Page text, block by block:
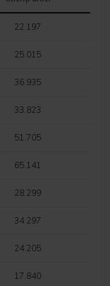
22.197
25.015
36.935
33.823
51.705
65.141
28.299
34.297
24.205
17.840